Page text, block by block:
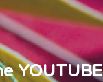
YOUTUBE